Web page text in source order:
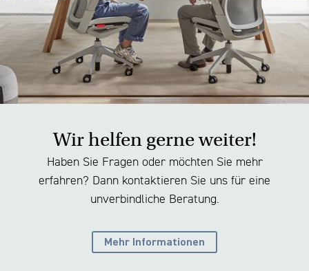
Wir helfen gerne weiter!
Haben Sie Fragen oder möchten Sie mehr
erfahren? Dann kontaktieren Sie uns für eine
unverbindliche Beratung.
Mehr Informationen